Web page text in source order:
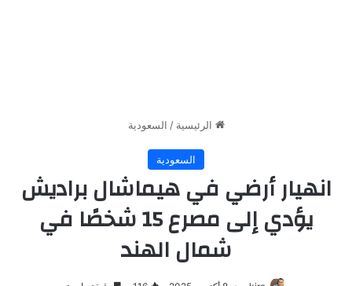
الرئيسية / السعودية
السعودية
انهيار أرضي في هيماشال براديش
يؤدي إلى مصرع 15 شخصًا في
شمال الهند